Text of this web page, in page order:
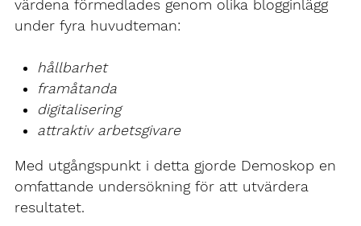
värdena förmedlades genom olika blogginlägg
under fyra huvudteman:
hållbarhet
framåtanda
digitalisering
attraktiv arbetsgivare
Med utgångspunkt i detta gjorde Demoskop en
omfattande undersökning för att utvärdera
resultatet.